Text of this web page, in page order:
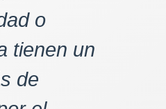
o
tienen un
de